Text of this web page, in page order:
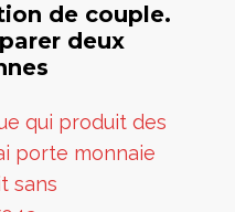
de couple.
deux